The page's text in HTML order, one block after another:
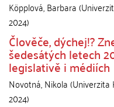
Köpplová, Barbara(
2024)
Člověče, dýchej!?
šedesátých letech
legislativě i médiích
Novotná, Nikola(Univerzita
2024)